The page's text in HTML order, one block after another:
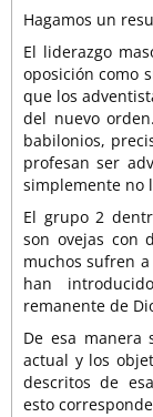
Hagamos un
El liderazgo
oposición como
que los
del nuevo
babilonios,
profesan ser
simplemente no
El grupo 2
son ovejas con
muchos sufren
han
remanente de
De esa manera
actual y los
descritos de
esto